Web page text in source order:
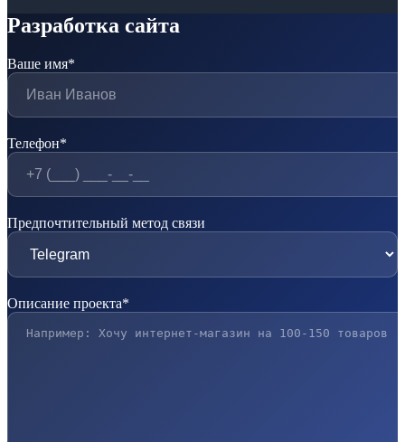
Разработка сайта
Ваше имя*
Телефон*
Предпочтительный метод связи
Описание проекта*